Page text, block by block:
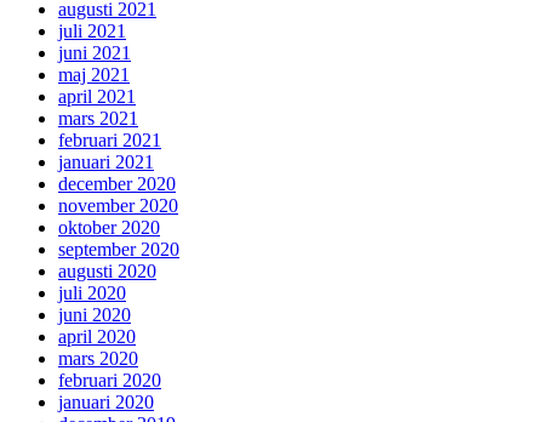
augusti 2021
juli 2021
juni 2021
maj 2021
april 2021
mars 2021
februari 2021
januari 2021
december 2020
november 2020
oktober 2020
september 2020
augusti 2020
juli 2020
juni 2020
april 2020
mars 2020
februari 2020
januari 2020